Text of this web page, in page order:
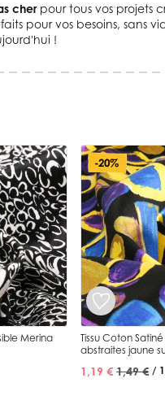
cher pour tous vos projets
pour vos besoins, sans
!
Merina
-20%
Tissu Coton
abstraites jaune
1,19 € 1,49 € /